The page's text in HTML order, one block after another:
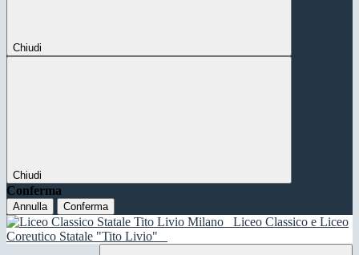
Chiudi
Chiudi
Conferma
Annulla Conferma
Liceo Classico e Liceo
Coreutico Statale "Tito Livio"